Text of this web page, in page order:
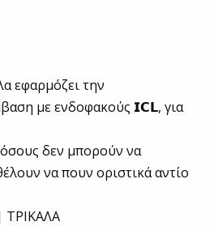
εφαρμόζει την
με ενδοφακούς 𝗜𝗖𝗟, για
όσους δεν μπορούν να
να πουν οριστικά αντίο
ΤΡΙΚΑΛΑ